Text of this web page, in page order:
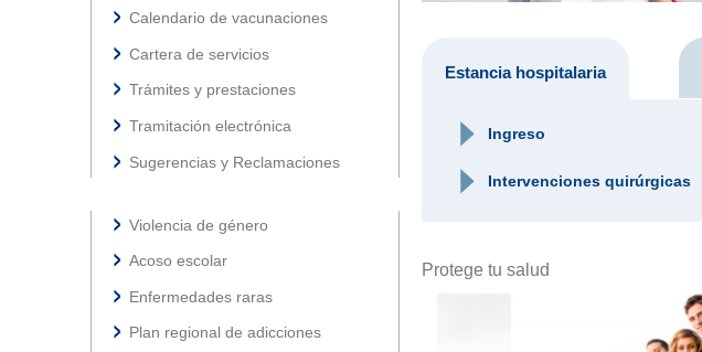
Calendario de vacunaciones
Cartera de servicios
Trámites y prestaciones
Tramitación electrónica
Sugerencias y Reclamaciones
Violencia de género
Acoso escolar
Enfermedades raras
Plan regional de adicciones
Estancia hospitalaria
Ingreso
Intervenciones quirúrgicas
Protege tu salud